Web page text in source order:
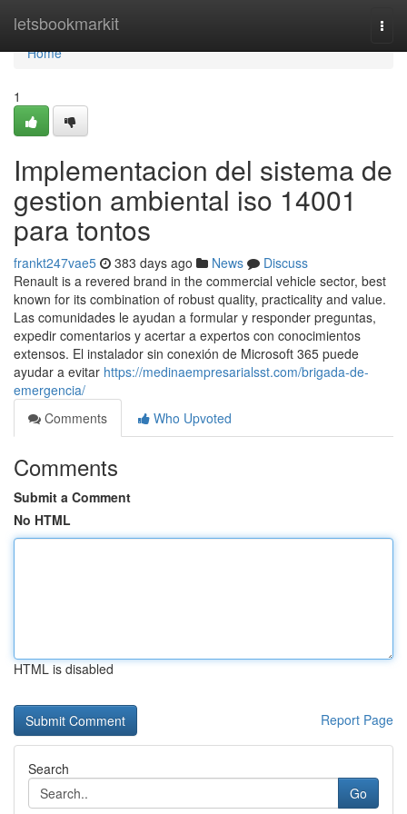
letsbookmarkit
Home
Home
1
Implementacion del sistema de
gestion ambiental iso 14001
para tontos
frankt247vae5 383 days ago News
Discuss
Renault is a revered brand in the commercial vehicle sector, best
known for its combination of robust quality, practicality and value.
Las comunidades le ayudan a formular y responder preguntas,
expedir comentarios y acertar a expertos con conocimientos
extensos. El instalador sin conexión de Microsoft 365 puede
ayudar a evitar https://medinaempresarialsst.com/brigada-de-
emergencia/
Comments
Who Upvoted
Comments
Submit a Comment
No HTML
HTML is disabled
Report Page
Search
Go